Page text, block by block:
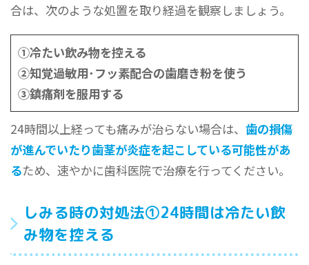
合は、次のような処置を取り経過を観察しましょう。
①冷たい飲み物を控える
②知覚過敏用･フッ素配合の歯磨き粉を使う
③鎮痛剤を服用する
24時間以上経っても痛みが治らない場合は、歯の損傷
が進んでいたり歯茎が炎症を起こしている可能性があ
るため、速やかに歯科医院で治療を行ってください。
しみる時の対処法①24時間は冷たい飲
み物を控える